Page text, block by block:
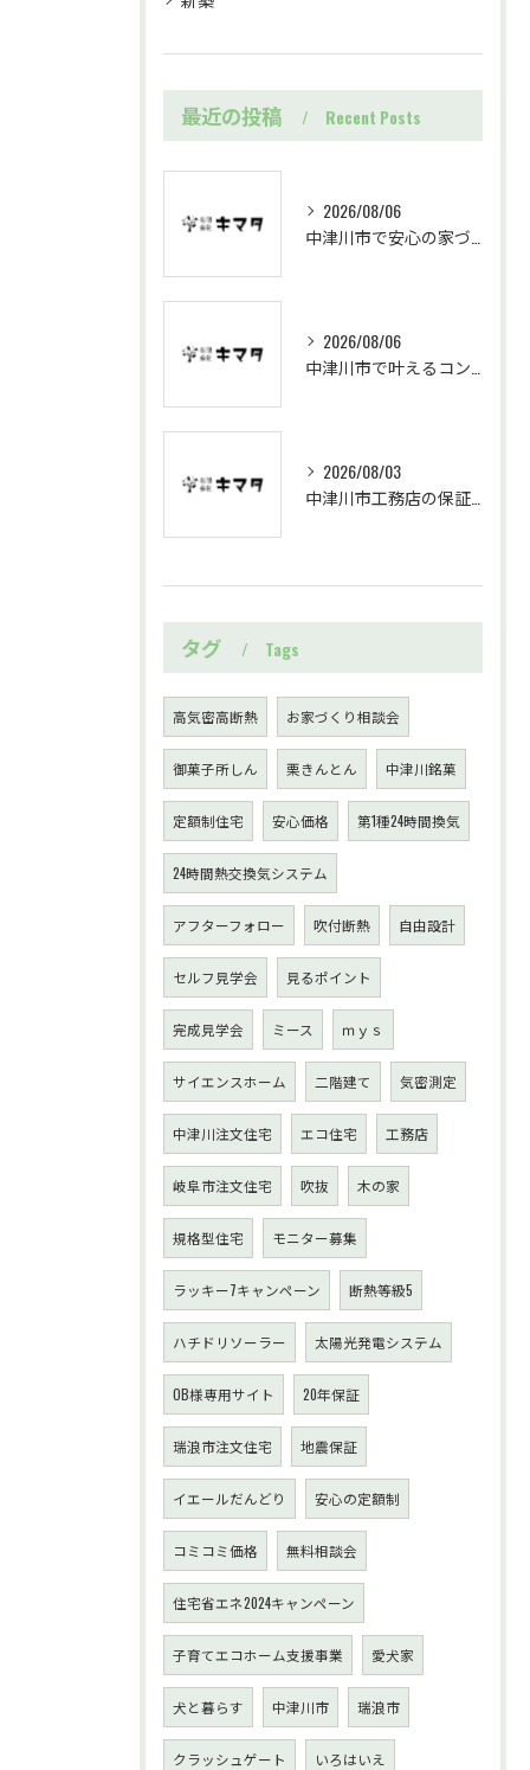
最近の投稿 Recent Posts
2026/08/06
2026/08/06
2026/08/03
タグ Tags
高気密高断熱 お家づくり相談会
御菓子所しん 栗きんとん 中津川銘菓
定額制住宅 安心価格 第1種24時間換気
24時間熱交換気システム
アフターフォロー 吹付断熱 自由設計
セルフ見学会 見るポイント
完成見学会 ミース ｍｙｓ
サイエンスホーム 二階建て 気密測定
中津川注文住宅 エコ住宅 工務店
岐阜市注文住宅 吹抜 木の家
規格型住宅 モニター募集
ラッキー7キャンペーン 断熱等級5
ハチドリソーラー 太陽光発電システム
OB様専用サイト 20年保証
瑞浪市注文住宅 地震保証
イエールだんどり 安心の定額制
コミコミ価格 無料相談会
住宅省エネ2024キャンペーン
子育てエコホーム支援事業 愛犬家
犬と暮らす 中津川市 瑞浪市
クラッシュゲート いろはいえ